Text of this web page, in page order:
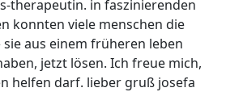
therapeutin. in faszinierenden
konnten viele menschen die
aus einem früheren leben
jetzt lösen. Ich freue mich,
helfen darf. lieber gruß josefa